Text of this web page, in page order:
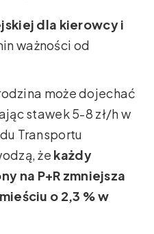
dla kierowcy i
ważności od
może dojechać
stawek 5-8 zł/h w
Transportu
że każdy
na P+R zmniejsza
o 2,3 % w